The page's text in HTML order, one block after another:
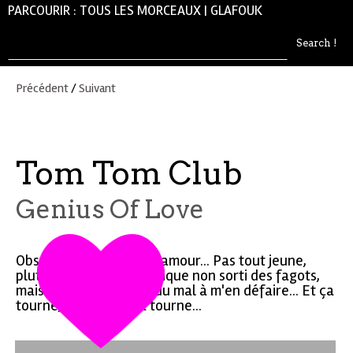
PARCOURIR : TOUS LES MORCEAUX | GLAFOUK
Précédent/Suivant
Tom Tom Club
Genius Of Love
Obsédant ce génie de l'amour... Pas tout jeune,
plutôt convivial et classique non sorti des fagots,
mais... J'ai décidément du mal à m'en défaire... Et ça
tourne, ça tourne, ça tourne...